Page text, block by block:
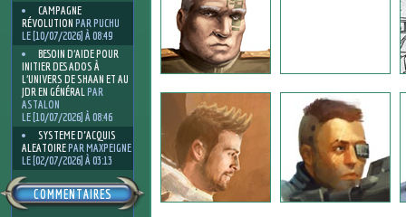
CAMPAGNE
RÉVOLUTION PAR PUCHU
LE [10/07/2026] À 08:49
BESOIN D’AIDE POUR
INITIER DES ADOS À
L’UNIVERS DE SHAAN ET AU
JDR EN GÉNÉRALPAR
ASTALON
LE [10/07/2026] À 08:46
SYSTEME D'ACQUIS
ALEATOIREPAR MAXPEIGNE
LE [02/07/2026] À 03:13
COMMENTAIRES